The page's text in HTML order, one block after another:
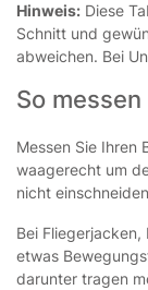
Hinweis: Diese
Schnitt und
abweichen. Bei
So
Messen Sie Ihren
waagerecht um
nicht
Bei
etwas
darunter tragen